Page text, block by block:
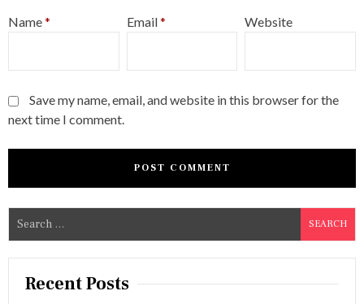
Name* Email* Website
Save my name, email, and website in this browser for the
next time I comment.
a
Recent Posts